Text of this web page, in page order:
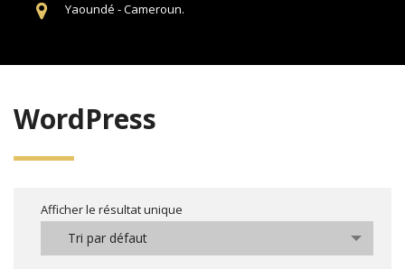
Yaoundé -Cameroun.
WordPress
Afficher le résultat unique
Tri par défaut